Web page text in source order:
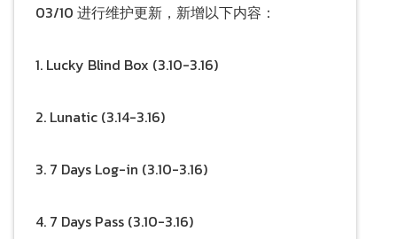
03/10 进行维护更新，新增以下内容：
1. Lucky Blind Box (3.10-3.16)
2. Lunatic (3.14-3.16)
3. 7 Days Log-in (3.10-3.16)
4. 7 Days Pass (3.10-3.16)